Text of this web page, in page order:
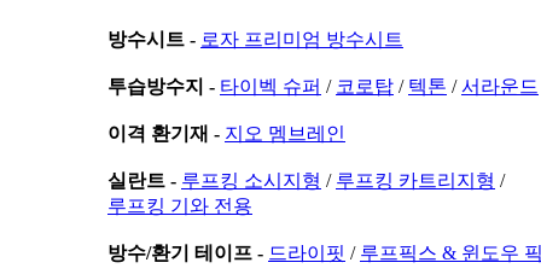
방수시트 - 로자 프리미엄 방수시트
투습방수지 - 타이벡 슈퍼 / 코로탑 / 텍톤 /서라운드
이격 환기재 - 지오 멤브레인
실란트 - 루프킹 소시지형 / 루프킹 카트리지형 /
루프킹 기와 전용
방수/환기 테이프 - 드라이핏 / 루프픽스 & 윈도우